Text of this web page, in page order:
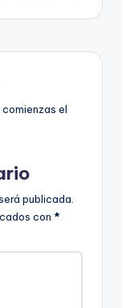
el
publicada.
con *